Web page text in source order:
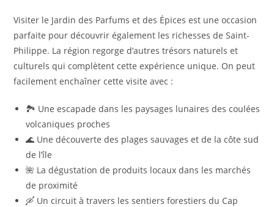
Visiter le Jardin des Parfums et des Épices est une occasion
parfaite pour découvrir également les richesses de Saint-
Philippe. La région regorge d’autres trésors naturels et
culturels qui complètent cette expérience unique. On peut
facilement enchaîner cette visite avec :
🏞️ Une escapade dans les paysages lunaires des coulées
volcaniques proches
🌊 Une découverte des plages sauvages et de la côte sud
de l’île
🌺 La dégustation de produits locaux dans les marchés
de proximité
🛶 Un circuit à travers les sentiers forestiers du Cap